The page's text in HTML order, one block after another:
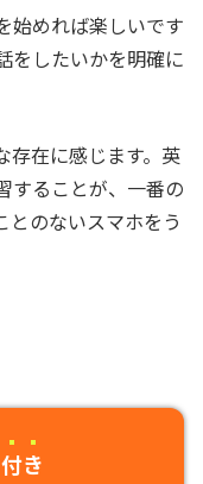
始めれば楽しいです
をしたいかを明確に
存在に感じます。英
することが、一番の
とのないスマホをう
き